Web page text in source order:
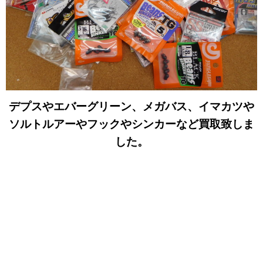
デプスやエバーグリーン、メガバス、イマカツや
ソルトルアーやフックやシンカーなど買取致しま
した。